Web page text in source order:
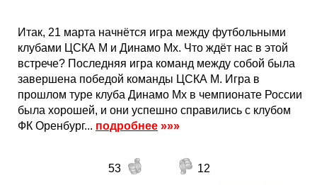
Итак, 21 марта начнётся игра между футбольными
клубами ЦСКА М и Динамо Мх. Что ждёт нас в этой
встрече? Последняя игра команд между собой была
завершена победой команды ЦСКА М. Игра в
прошлом туре клуба Динамо Мх в чемпионате России
была хорошей, и они успешно справились с клубом
ФК Оренбург... подробнее »»»
53
12